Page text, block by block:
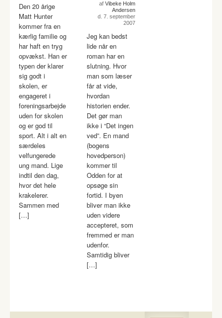
Den 20 årige
Matt Hunter
kommer fra en
kærlig familie og
har haft en tryg
opvækst. Han er
typen der klarer
sig godt i
skolen, er
engageret i
foreningsarbejde
uden for skolen
og er god til
sport. Alt i alt en
særdeles
velfungerede
ung mand. Lige
indtil den dag,
hvor det hele
krakelerer.
Sammen med
[…]
af Vibeke Holm
Andersen
d. 7. september
2007
Jeg kan bedst
lide når en
roman har en
slutning. Hvor
man som læser
får at vide,
hvordan
historien ender.
Det gør man
ikke i “Det ingen
ved”. En mand
(bogens
hovedperson)
kommer til
Odden for at
opsøge sin
fortid. I byen
bliver man ikke
uden videre
accepteret, som
fremmed er man
udenfor.
Samtidig bliver
[…]